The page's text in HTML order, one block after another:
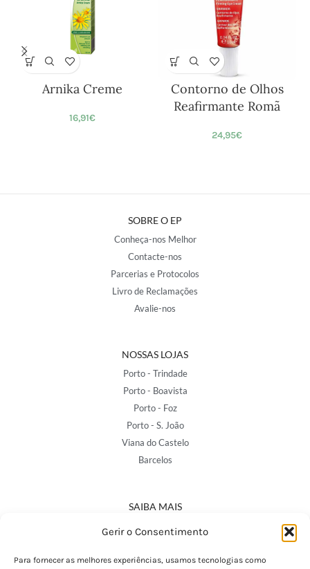
Gerir o Consentimento
Para fornecer as melhores experiências, usamos tecnologias como
Arnika Creme
16,91€
Contorno de Olhos
Reafirmante Romã
24,95€
SOBRE O EP
Conheça-nos Melhor
Contacte-nos
Parcerias e Protocolos
Livro de Reclamações
Avalie-nos
NOSSAS LOJAS
Porto - Trindade
Porto - Boavista
Porto - Foz
Porto - S. João
Viana do Castelo
Barcelos
SAIBA MAIS
Política de Privacidade
Termos e Condições